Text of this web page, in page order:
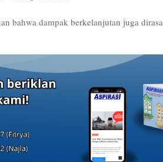
bahwa dampak berkelanjutan juga